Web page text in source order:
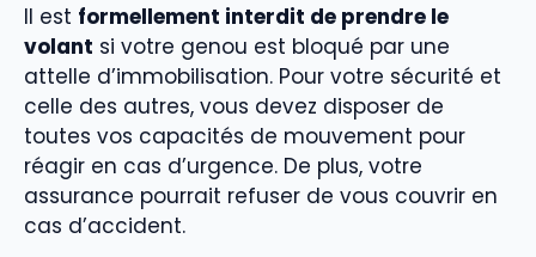
Il est formellement interdit de prendre le
volant si votre genou est bloqué par une
attelle d’immobilisation. Pour votre sécurité et
celle des autres, vous devez disposer de
toutes vos capacités de mouvement pour
réagir en cas d’urgence. De plus, votre
assurance pourrait refuser de vous couvrir en
cas d’accident.